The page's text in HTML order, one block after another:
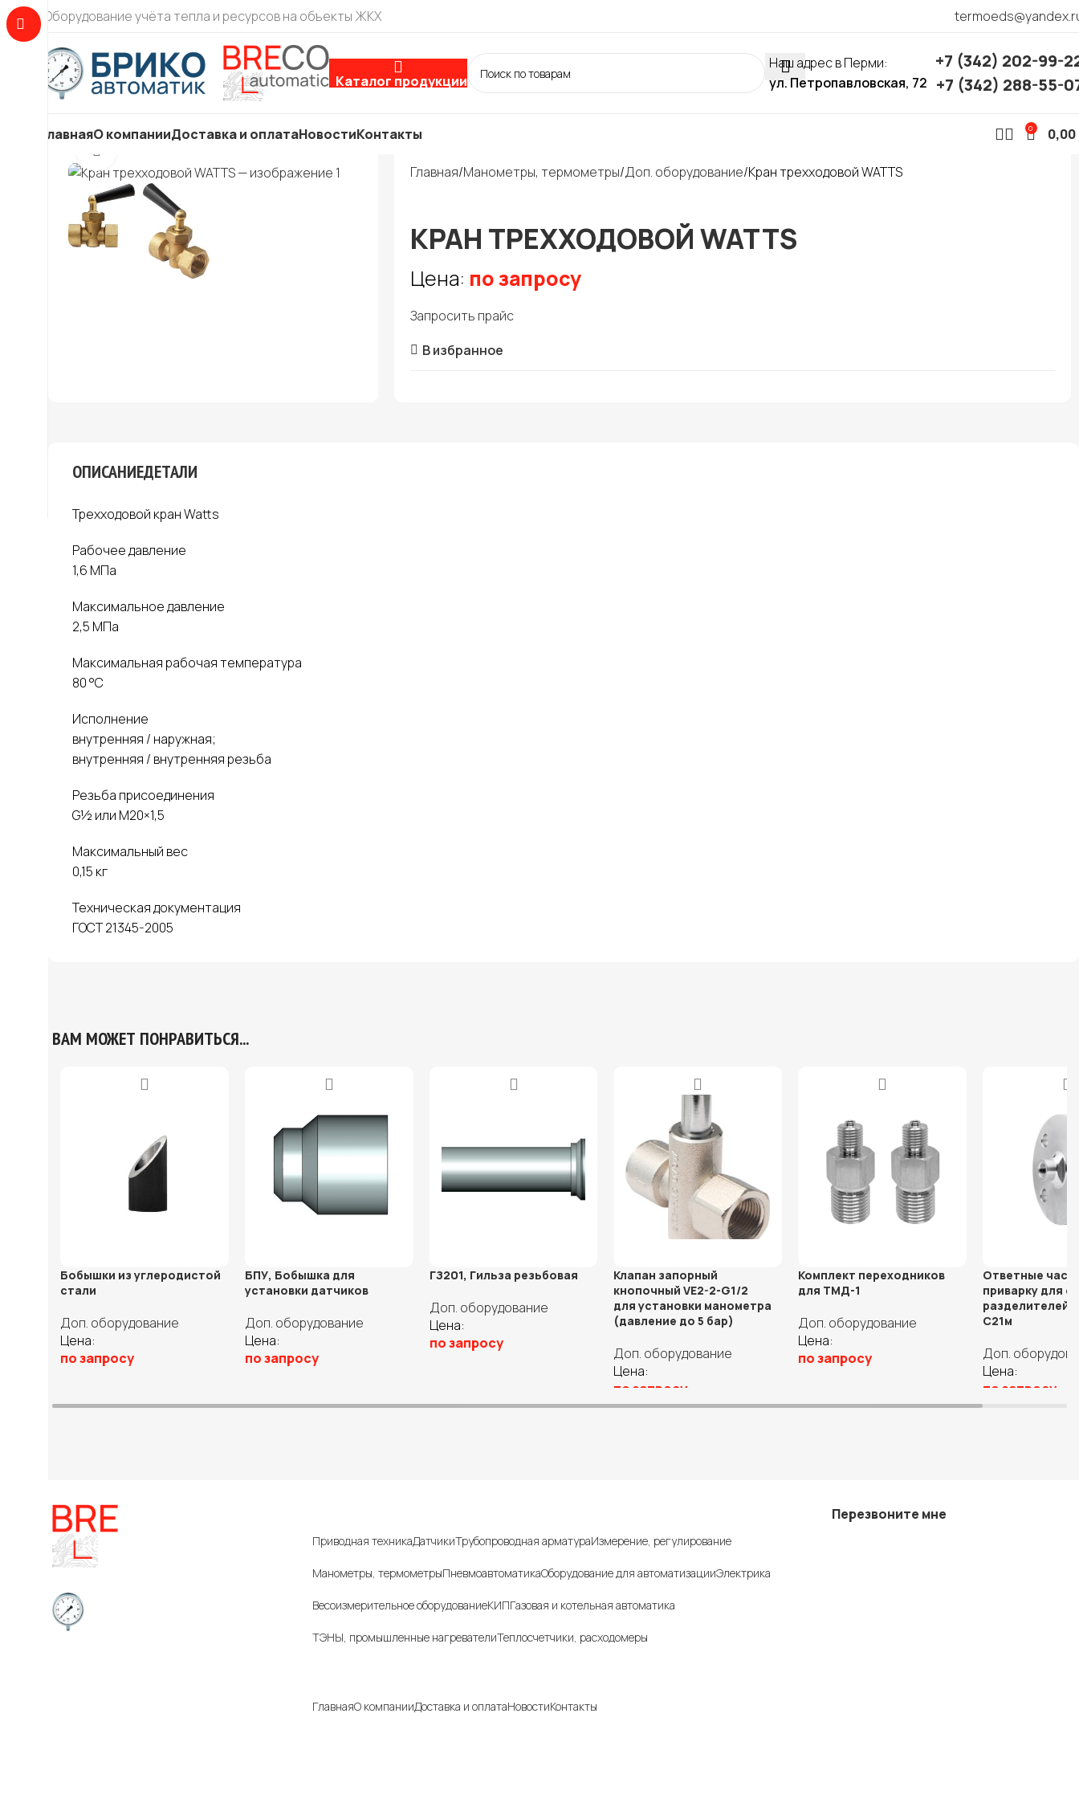
Оборудование учёта тепла и ресурсов на объекты ЖКХ
Каталог продукции
Наш адрес в Перми:
ул. Петропавловская, 72
+7 (342) 202-99-
+7 (342) 288-55-
ГлавнаяО компанииДоставка и оплатаНовостиКонтакты 0 0,00
Главная Манометры, термометры Доп. оборудование Кран трехходовой WATTS
КРАН ТРЕХХОДОВОЙ WATTS
Цена: по запросу
Запросить прайс
В избранное
ОПИСАНИЕДЕТАЛИ
Трехходовой кран Watts
Рабочее давление
1,6 МПа
Максимальное давление
2,5 МПа
Максимальная рабочая температура
80 °С
Исполнение
внутренняя / наружная;
внутренняя / внутренняя резьба
Резьба присоединения
G½ или M20×1,5
Максимальный вес
0,15 кг
Техническая документация
ГОСТ 21345-2005
ВАМ МОЖЕТ ПОНРАВИТЬСЯ...
Бобышки из уг­ле­ро­дис­той
стали
Доп. оборудование
Цена:
по запросу
БПУ, Бобышка для
установки датчиков
Доп. оборудование
Цена:
по запросу
ГЗ201, Гильза резьбовая
Доп. оборудование
Цена:
по запросу
Клапан запорный
кнопочный VE2-2-G1/2
для установки манометра
(давление до 5 бар)
Доп. оборудование
Цена:
по запросу
В корзину
Комплект переходников
для ТМД-1
Доп. оборудование
Цена:
по запросу
Ответные
приварку для
разделителей
С21м
Доп.
Цена:
по запросу
Приводная техникаДатчикиТрубопроводная арматураИзмерение, регулирование
Манометры, термометрыПневмоавтоматикаОборудование для автоматизацииЭлектрика
Весоизмерительное оборудованиеКИПГазовая и котельная автоматика
ТЭНЫ, промышленные нагревателиТеплосчетчики, расходомеры
ГлавнаяО компанииДоставка и оплатаНовостиКонтакты
Перезвоните мне